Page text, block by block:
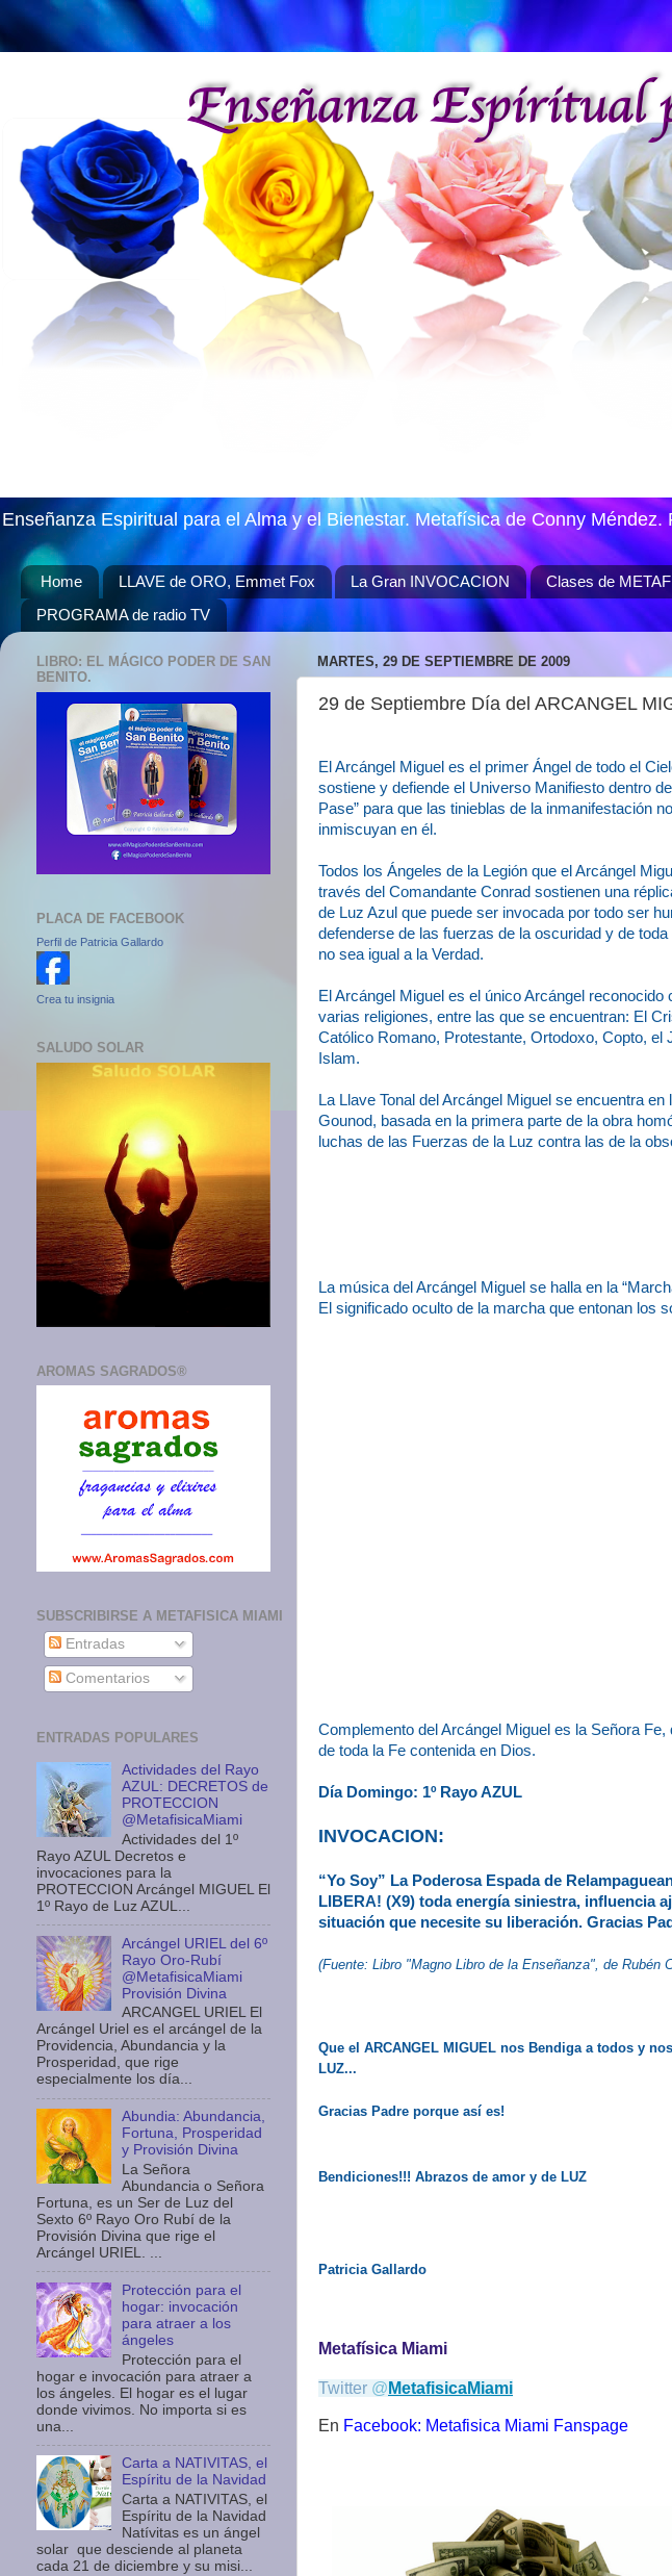
Enseñanza Espiritual para el Alma y el Bienestar. Metafísica de Conny
Home LLAVE de ORO, Emmet Fox La Gran INVOCACION Clases de
PROGRAMA de radio TV
MARTES, 29 DE SEPTIEMBRE DE 2009
29 de Septiembre Día del ARCANGEL
El Arcángel Miguel es el primer Ángel de todo el
sostiene y defiende el Universo Manifiesto dentro
Pase” para que las tinieblas de la inmanifestación
inmiscuyan en él.
Todos los Ángeles de la Legión que el Arcángel
través del Comandante Conrad sostienen una
de Luz Azul que puede ser invocada por todo ser
defenderse de las fuerzas de la oscuridad y de
no sea igual a la Verdad.
El Arcángel Miguel es el único Arcángel reconocido
varias religiones, entre las que se encuentran: El
Católico Romano, Protestante, Ortodoxo, Copto, el
Islam.
La Llave Tonal del Arcángel Miguel se encuentra
Gounod, basada en la primera parte de la obra
luchas de las Fuerzas de la Luz contra las de la
La música del Arcángel Miguel se halla en la
El significado oculto de la marcha que entonan los
Complemento del Arcángel Miguel es la Señora
de toda la Fe contenida en Dios.
Día Domingo: 1º Rayo AZUL
INVOCACION:
“Yo Soy” La Poderosa Espada de
LIBERA! (X9) toda energía siniestra, influencia
situación que necesite su liberación. Gracias
(Fuente: Libro "Magno Libro de la Enseñanza", de Rubén
Que el ARCANGEL MIGUEL nos Bendiga a todos y
LUZ...
Gracias Padre porque así es!
Bendiciones!!! Abrazos de amor y de LUZ
Patricia Gallardo
Metafísica Miami
Twitter @ MetafisicaMiami
En Facebook: Metafisica Miami Fanspage
LIBRO: EL MÁGICO PODER DE SAN
BENITO.
PLACA DE FACEBOOK
Perfil de Patricia Gallardo
Crea tu insignia
SALUDO SOLAR
AROMAS SAGRADOS®
SUBSCRIBIRSE A METAFISICA MIAMI
Entradas
Comentarios
ENTRADAS POPULARES
Actividades del Rayo
AZUL: DECRETOS de
PROTECCION
@MetafisicaMiami
Actividades del 1º
Rayo AZUL Decretos e
invocaciones para la
PROTECCION Arcángel MIGUEL El
1º Rayo de Luz AZUL...
Arcángel URIEL del 6º
Rayo Oro-Rubí
@MetafisicaMiami
Provisión Divina
ARCANGEL URIEL El
Arcángel Uriel es el arcángel de la
Providencia, Abundancia y la
Prosperidad, que rige
especialmente los día...
Abundia: Abundancia,
Fortuna, Prosperidad
y Provisión Divina
La Señora
Abundancia o Señora
Fortuna, es un Ser de Luz del
Sexto 6º Rayo Oro Rubí de la
Provisión Divina que rige el
Arcángel URIEL. ...
Protección para el
hogar: invocación
para atraer a los
ángeles
Protección para el
hogar e invocación para atraer a
los ángeles. El hogar es el lugar
donde vivimos. No importa si es
una...
Carta a NATIVITAS, el
Espíritu de la Navidad
Carta a NATIVITAS, el
Espíritu de la Navidad
Natívitas es un ángel
solar que desciende al planeta
cada 21 de diciembre y su misi...